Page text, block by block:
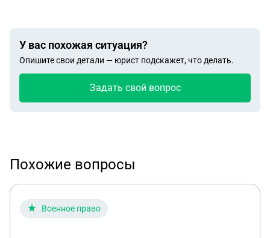
У вас похожая ситуация?
Опишите свои детали — юрист подскажет, что делать.
Задать свой вопрос
Похожие вопросы
Военное право